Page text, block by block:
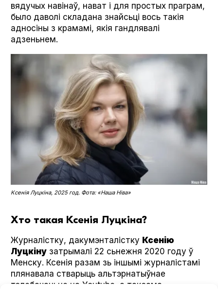
вядучых навінаў, нават і для простых праграм,
было даволі складана знайсьці вось такія
адносіны з крамамі, якія гандлявалі
адзеньнем.
Ксенія Луцкіна, 2025 год. Фота: «Наша Ніва»
Хто такая Ксенія Луцкіна?
Журналістку, дакумэнталістку Ксенію
Луцкіну затрымалі 22 сьнежня 2020 году ў
Менску. Ксенія разам зь іншымі журналістамі
плянавала стварыць альтэрнатыўнае
тэлебачаньне на Youtube, а таксама